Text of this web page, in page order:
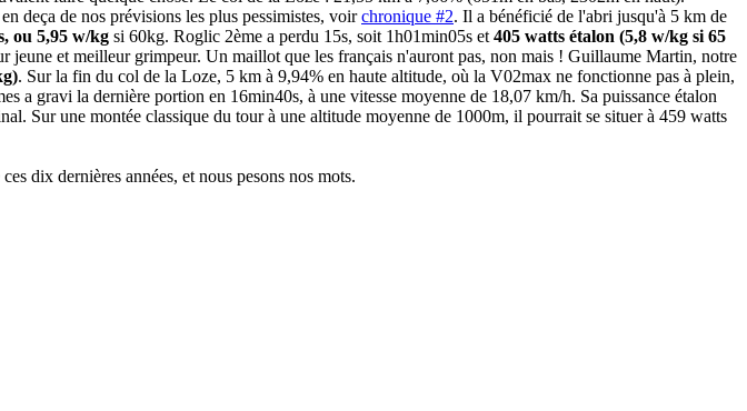
deça de nos prévisions les plus pessimistes, voirchronique #2. Il a bénéficié de l'abri jusqu'à 5 km de
ou 5,95 w/kg si 60kg. Roglic 2ème a perdu 15s, soit 1h01min05s et 405 watts étalon (5,8 w/kg si 65
jeune et meilleur grimpeur. Un maillot que les français n'auront pas, non mais ! Guillaume Martin, notre
. Sur la fin du col de la Loze, 5 km à 9,94% en haute altitude, où la V02max ne fonctionne pas à plein,
a gravi la dernière portion en 16min40s, à une vitesse moyenne de 18,07 km/h. Sa puissance étalon
Sur une montée classique du tour à une altitude moyenne de 1000m, il pourrait se situer à 459 watts
dix dernières années, et nous pesons nos mots.